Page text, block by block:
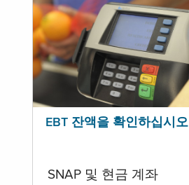
EBT 잔액을 확인하십시오
SNAP 및 현금 계좌